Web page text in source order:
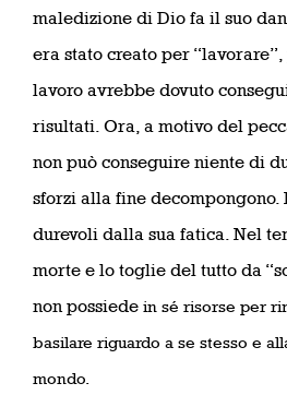
maledizione di Dio fa il suo
era stato creato per
lavoro avrebbe dovuto
risultati. Ora, a motivo del
non può conseguire niente di
sforzi alla fine
durevoli dalla sua fatica. Nel
morte e lo toglie del tutto da
non possiede in sé risorse per
basilare riguardo a se stesso e
mondo.